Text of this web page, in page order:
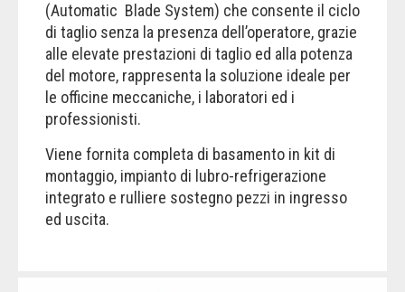
(Automatic Blade System) che consente il ciclo
di taglio senza la presenza dell’operatore, grazie
alle elevate prestazioni di taglio ed alla potenza
del motore, rappresenta la soluzione ideale per
le officine meccaniche, i laboratori ed i
professionisti.
Viene fornita completa di basamento in kit di
montaggio, impianto di lubro-refrigerazione
integrato e rulliere sostegno pezzi in ingresso
ed uscita.